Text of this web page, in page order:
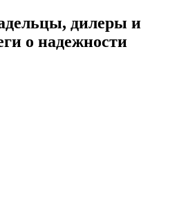
дилеры и
о надежности